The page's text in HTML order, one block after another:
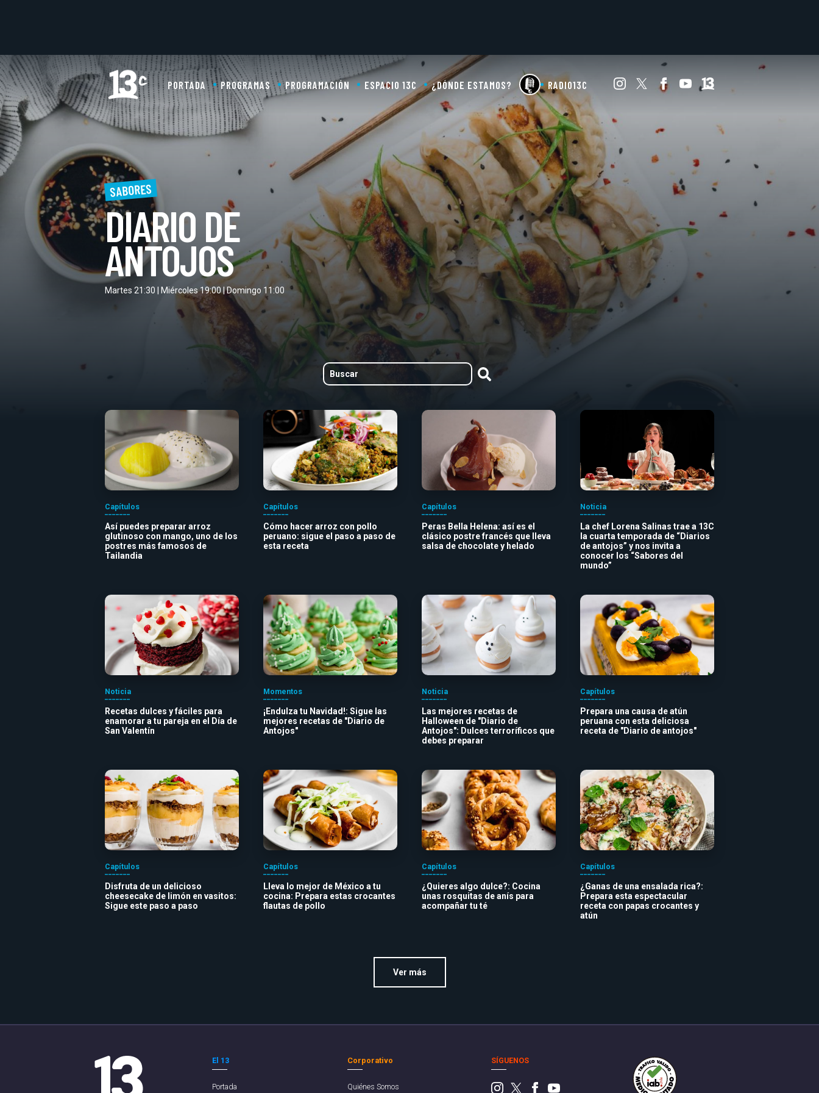
PORTADA PROGRAMAS PROGRAMACIÓN ESPACIO 13C ¿DÓNDE ESTAMOS? RADIO13C
SABORES
DIARIO DE
ANTOJOS
Martes 21:30 | Miércoles 19:00 | Domingo 11:00
Capítulos
Así puedes preparar arroz
glutinoso con mango, uno de los
postres más famosos de
Tailandia
Capítulos
Cómo hacer arroz con pollo
peruano: sigue el paso a paso de
esta receta
Capítulos
Peras Bella Helena: así es el
clásico postre francés que lleva
salsa de chocolate y helado
Noticia
La chef Lorena Salinas trae a 13C
la cuarta temporada de “Diarios
de antojos” y nos invita a
conocer los “Sabores del
mundo”
Noticia
Recetas dulces y fáciles para
enamorar a tu pareja en el Día de
San Valentín
Momentos
¡Endulza tu Navidad!: Sigue las
mejores recetas de "Diario de
Antojos"
Noticia
Las mejores recetas de
Halloween de "Diario de
Antojos": Dulces terroríficos que
debes preparar
Capítulos
Prepara una causa de atún
peruana con esta deliciosa
receta de "Diario de antojos"
Capítulos
Disfruta de un delicioso
cheesecake de limón en vasitos:
Sigue este paso a paso
Capítulos
Lleva lo mejor de México a tu
cocina: Prepara estas crocantes
flautas de pollo
Capítulos
¿Quieres algo dulce?: Cocina
unas rosquitas de anís para
acompañar tu té
Capítulos
¿Ganas de una ensalada rica?:
Prepara esta espectacular
receta con papas crocantes y
atún
Ver más
El 13
Portada
Corporativo
Quiénes Somos
SÍGUENOS